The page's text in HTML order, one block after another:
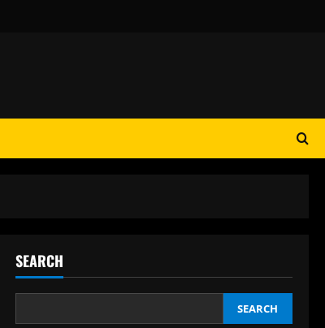
SEARCH
SEARCH